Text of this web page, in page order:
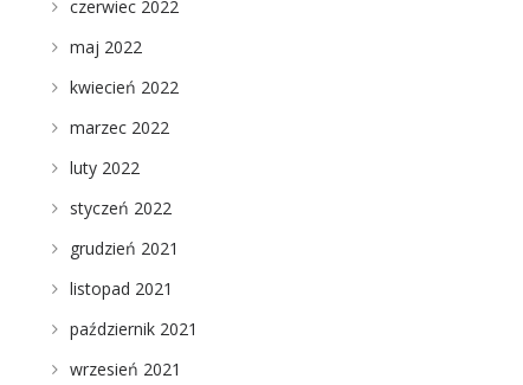
czerwiec 2022
maj 2022
kwiecień 2022
marzec 2022
luty 2022
styczeń 2022
grudzień 2021
listopad 2021
październik 2021
wrzesień 2021